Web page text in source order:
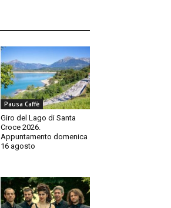
Pausa Caffè
Giro del Lago di Santa
Croce 2026.
Appuntamento domenica
16 agosto